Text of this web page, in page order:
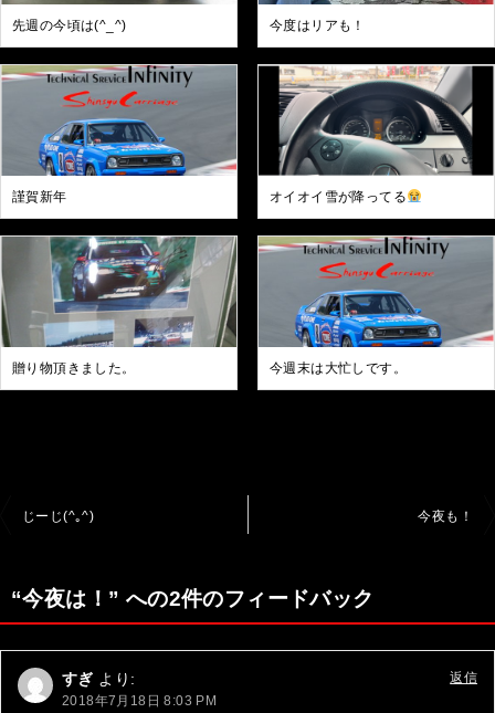
先週の今頃は(^_^) 今度はリアも！
謹賀新年 オイオイ雪が降ってる
贈り物頂きました。 今週末は大忙しです。
ビ
ゲ
ー
じーじ(^｡^) 今夜も！
“今夜は！” への2件のフィードバック
すぎ より:
2018年7月18日 8:03 PM
返信